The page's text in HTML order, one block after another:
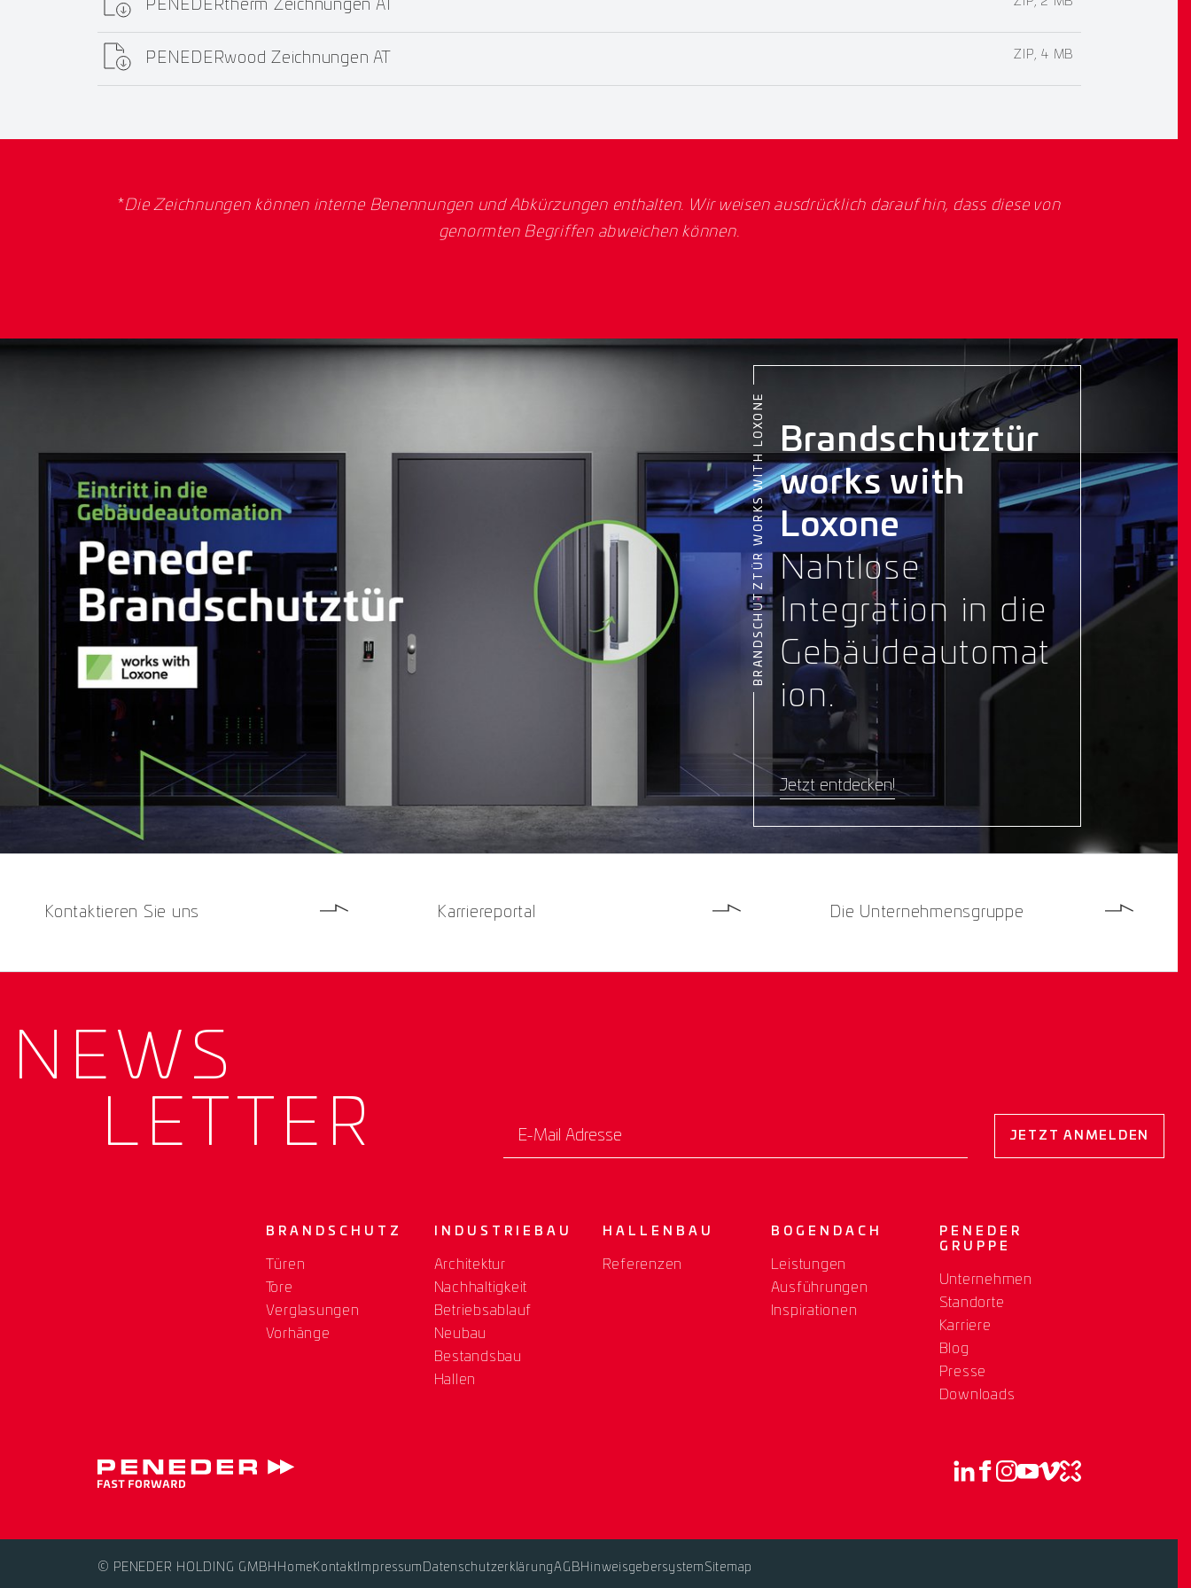
PENEDERtherm Zeichnungen AT
PENEDERwood Zeichnungen AT ZIP, 4 MB
*Die Zeichnungen können interne Benennungen und Abkürzungen enthalten. Wir weisen ausdrücklich darauf hin, dass diese von
genormten Begriffen abweichen können.
BRANDSCHUTZTÜR WORKS WITH LOXONE Brandschutztür
works with
Loxone
Nahtlose
Integration in die
Gebäudeautomat
ion.
Jetzt entdecken!
Kontaktieren Sie uns Karriereportal Die Unternehmensgruppe
NEWS­
LETTER
E-Mail Adresse
JETZT ANMELDEN
BRANDSCHUTZ
Türen
Tore
Verglasungen
Vorhänge
INDUSTRIEBAU
Architektur
Nachhaltigkeit
Betriebsablauf
Neubau
Bestandsbau
Hallen
HALLENBAU
Referenzen
BOGENDACH
Leistungen
Ausführungen
Inspirationen
PENEDER
GRUPPE
Unternehmen
Standorte
Karriere
Blog
Presse
Downloads
© PENEDER HOLDING GMBH Home Kontakt Impressum DatenschutzerklärungAGBHinweisgebersystem Sitemap